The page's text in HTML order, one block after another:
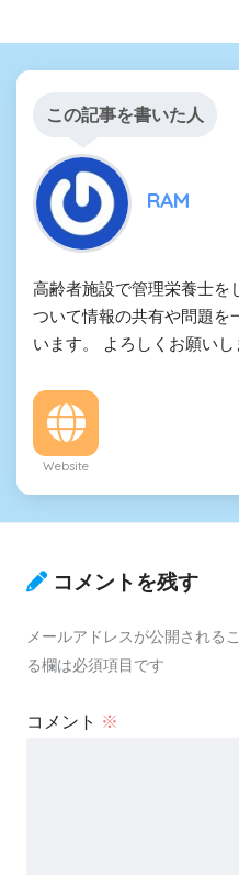
この記事を書いた人
RAM
高齢者施設で管理栄養士を
ついて情報の共有や問題を
います。 よろしくお願いし
Website
コメントを残す
メールアドレスが公開される
る欄は必須項目です
コメント ※